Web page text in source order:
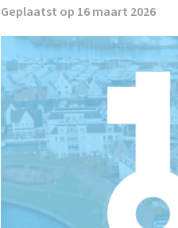
Geplaatst op 16 maart 2026